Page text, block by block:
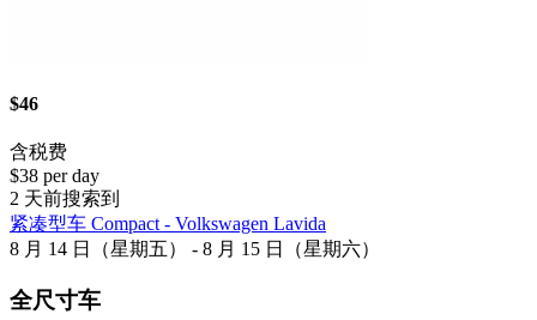
$46
含税费
$38 per day
2 天前搜索到
紧凑型车 Compact - Volkswagen Lavida
8 月 14 日（星期五） - 8 月 15 日（星期六）
全尺寸车